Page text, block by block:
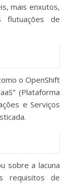
mais enxutos,
flutuações de
o OpenShift
(Plataforma
e Serviços
sobre a lacuna
requisitos de